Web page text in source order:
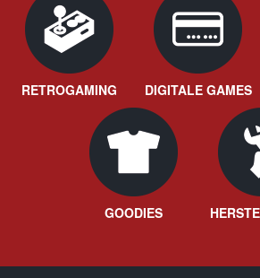
RETROGAMING DIGITALE GAMES
GOODIES